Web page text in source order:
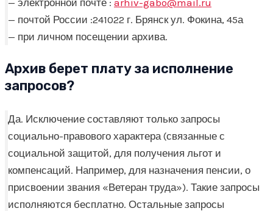
— почтой России :241022 г. Брянск ул. Фокина, 45а
— при личном посещении архива.
Архив берет плату за исполнение
запросов?
Да. Исключение составляют только запросы
социально-правового характера (связанные с
социальной защитой, для получения льгот и
компенсаций. Например, для назначения пенсии, о
присвоении звания «Ветеран труда»). Такие запросы
исполняются бесплатно. Остальные запросы